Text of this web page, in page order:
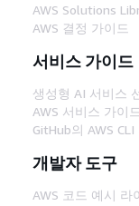
AWS Solutions
AWS 결정 가이드
서비스 가이드
생성형 AI 서비스
AWS 서비스 가이드
GitHub의 AWS CLI
개발자 도구
AWS 코드 예시 라